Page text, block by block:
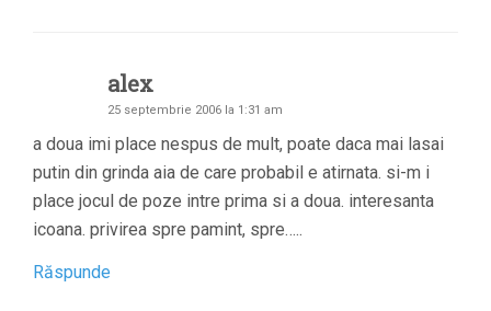
alex
25 septembrie 2006 la 1:31 am
a doua imi place nespus de mult, poate daca mai lasai
putin din grinda aia de care probabil e atirnata. si-m i
place jocul de poze intre prima si a doua. interesanta
icoana. privirea spre pamint, spre…..
Răspunde